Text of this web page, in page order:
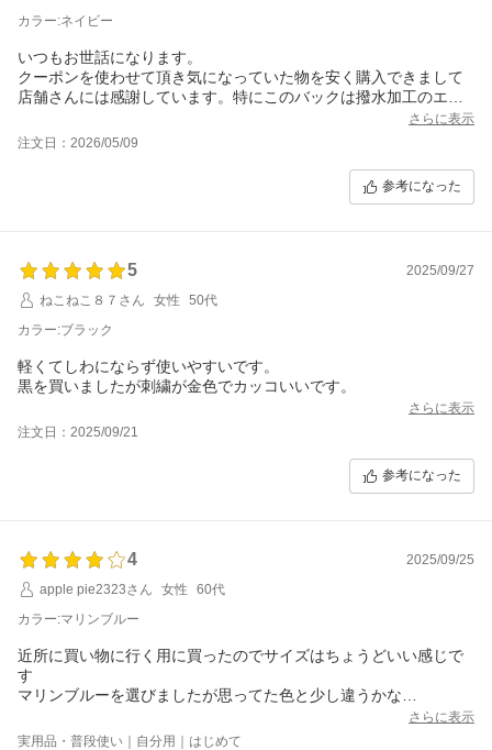
カラー:ネイビー
いつもお世話になります。
クーポンを使わせて頂き気になっていた物を安く購入できまして
店舗さんには感謝しています。特にこのバックは撥水加工のエム
で飛びついて購入しましたが思いの外小さめでした。
さらに表示
注文日：2026/05/09
参考になった
5
2025/09/27
ねこねこ８７さん
女性
50代
カラー:ブラック
軽くてしわにならず使いやすいです。
黒を買いましたが刺繍が金色でカッコいいです。
さらに表示
注文日：2025/09/21
参考になった
4
2025/09/25
apple pie2323さん
女性
60代
カラー:マリンブルー
近所に買い物に行く用に買ったのでサイズはちょうどいい感じで
す
マリンブルーを選びましたが思ってた色と少し違うかな
とはいえかわいいのでガンガン使います
さらに表示
実用品・普段使い｜自分用｜はじめて